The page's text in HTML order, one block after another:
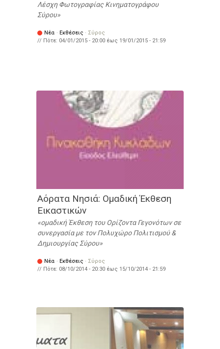
Λέσχη Φωτογραφίας Κινηματογράφου
Σύρου
Νέα · Εκθέσεις · Σύρος
// Πότε: 04/01/2015 - 20:00 έως 19/01/2015 - 21:59
Αόρατα Νησιά: Ομαδική Έκθεση
Εικαστικών
ομαδική Έκθεση του Ορίζοντα Γεγονότων σε
συνεργασία με τον Πολυχώρο Πολιτισμού &
Δημιουργίας Σύρου
Νέα · Εκθέσεις · Σύρος
// Πότε: 08/10/2014 - 20:30 έως 15/10/2014 - 21:59